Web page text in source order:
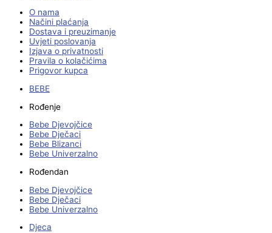
O nama
Načini plaćanja
Dostava i preuzimanje
Uvjeti poslovanja
Izjava o privatnosti
Pravila o kolačićima
Prigovor kupca
BEBE
Rođenje
Bebe Djevojčice
Bebe Dječaci
Bebe Blizanci
Bebe Univerzalno
Rođendan
Bebe Djevojčice
Bebe Dječaci
Bebe Univerzalno
Djeca